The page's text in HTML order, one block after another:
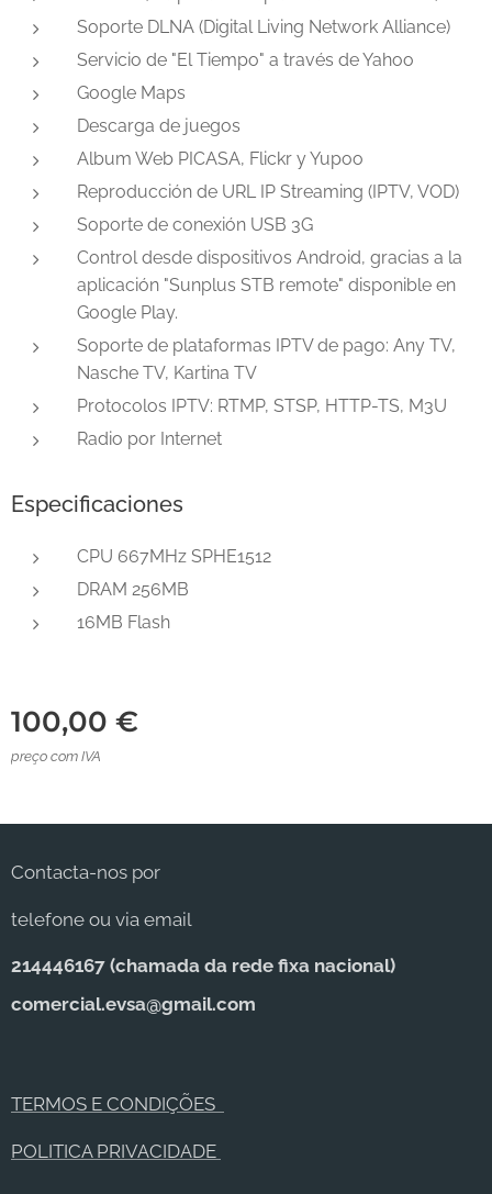
Soporte DLNA (Digital Living Network Alliance)
Servicio de "El Tiempo" a través de Yahoo
Google Maps
Descarga de juegos
Album Web PICASA, Flickr y Yupoo
Reproducción de URL IP Streaming (IPTV, VOD)
Soporte de conexión USB 3G
Control desde dispositivos Android, gracias a la
aplicación "Sunplus STB remote" disponible en
Google Play.
Soporte de plataformas IPTV de pago: Any TV,
Nasche TV, Kartina TV
Protocolos IPTV: RTMP, STSP, HTTP-TS, M3U
Radio por Internet
Especificaciones
CPU 667MHz SPHE1512
DRAM 256MB
16MB Flash
100,00 €
preço com IVA
Contacta-nos por
telefone ou via email
214446167 (chamada da rede fixa nacional)
comercial.evsa@gmail.com
TERMOS E CONDIÇÕES
POLITICA PRIVACIDADE